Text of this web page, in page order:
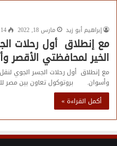
إبراهيم أبو زيد
مارس 18, 2022
مع إنطلاق أول رحلات
الخير لمحافظتي الأقصر
مع إنطلاق أول رحلات الجسر الجوي
وأسوان. بروتوكول تعاون بين مصر
أكمل القراءة »